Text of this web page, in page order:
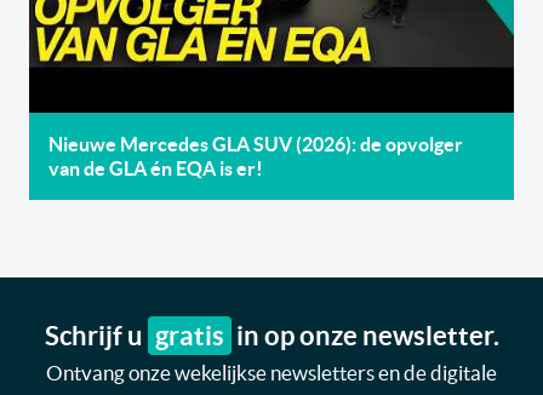
Nieuwe Mercedes GLA SUV (2026): de opvolger
van de GLA én EQA is er!
Schrijf u gratis in op onze newsletter.
Ontvang onze wekelijkse newsletters en de digitale